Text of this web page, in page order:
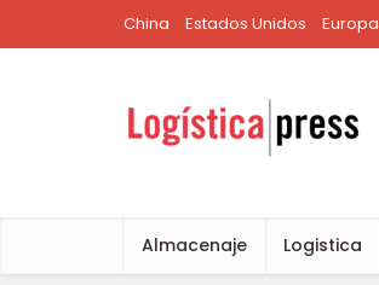
China Estados Unidos Europa
Almacenaje Logistica